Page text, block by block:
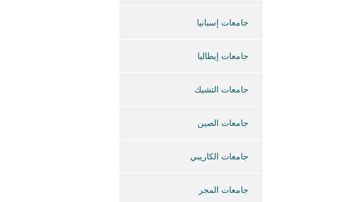
جامعات إسبانيا
جامعات إيطاليا
جامعات التشيك
جامعات الصين
جامعات الكاريبي
جامعات المجر